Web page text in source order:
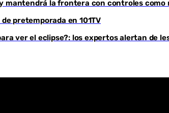
mantendrá la frontera con controles como
pretemporada en 101TV
ver el eclipse?: los expertos alertan de